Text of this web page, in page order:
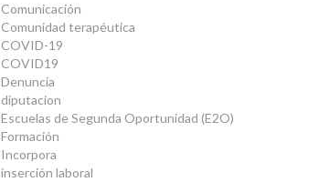
Comunicación
Comunidad terapéutica
COVID-19
COVID19
Denuncia
diputacion
Escuelas de Segunda Oportunidad (E2O)
Formación
Incorpora
inserción laboral